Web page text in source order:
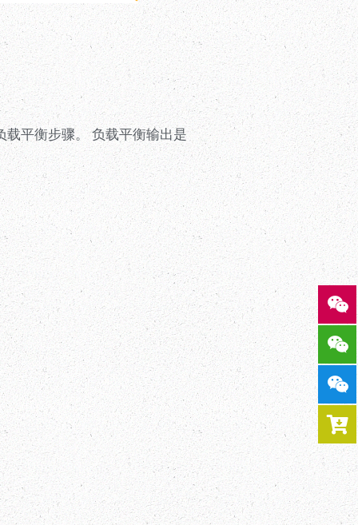
载平衡步骤。 负载平衡输出是